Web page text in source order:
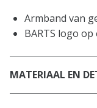
Armband van
BARTS logo
MATERIAAL EN